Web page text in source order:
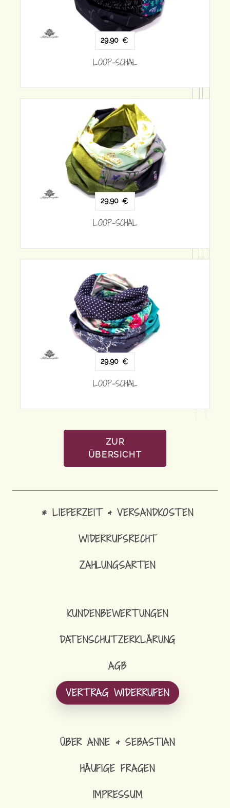
29,90€
LOOP-SCHAL
29,90
LOOP-SCHAL
29,90€
ZUR
ÜBERSICHT
* LIEFERZEIT & VERSANDKOSTEN
WIDERRUFSRECHT
ZAHLUNGSARTEN
KUNDENBEWERTUNGEN
DATENSCHUTZERKLÄRUNG
AGB
VERTRAG WIDERRUFEN
ÜBER ANNE & SEBASTIAN
HÄUFIGE FRAGEN
IMPRESSUM